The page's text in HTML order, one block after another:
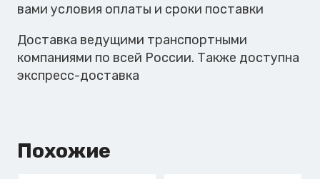
вами условия оплаты и сроки поставки
Доставка ведущими транспортными
компаниями по всей России. Также доступна
экспресс-доставка
Похожие